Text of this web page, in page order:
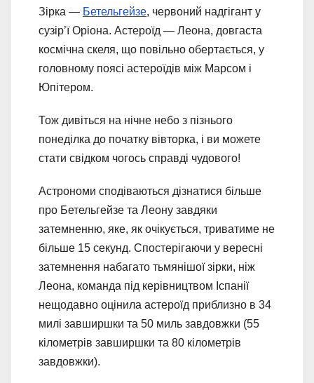
Зірка — Бетельгейзе, червоний надгігант у
сузір’ї Оріона. Астероїд — Леона, довгаста
космічна скеля, що повільно обертається, у
головному поясі астероїдів між Марсом і
Юпітером.
Тож дивіться на нічне небо з пізнього
понеділка до початку вівторка, і ви можете
стати свідком чогось справді чудового!
Астрономи сподіваються дізнатися більше
про Бетельгейзе та Леону завдяки
затемненню, яке, як очікується, триватиме не
більше 15 секунд. Спостерігаючи у вересні
затемнення набагато тьмянішої зірки, ніж
Леона, команда під керівництвом Іспанії
нещодавно оцінила астероїд приблизно в 34
милі завширшки та 50 миль завдовжки (55
кілометрів завширшки та 80 кілометрів
завдовжки).